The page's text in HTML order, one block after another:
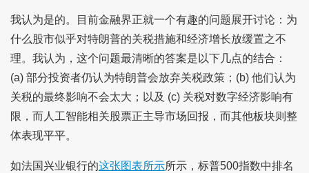
我认为是的。目前金融界正就一个有趣的问题展开讨论：为
什么股市似乎对特朗普的关税措施和经济增长放缓置之不
理。我认为，这个问题最清晰的答案是以下几点的结合：
(a) 部分投资者仍认为特朗普会放弃关税政策；(b) 他们认为
关税的最终影响不会太大；以及 (c) 关税对数字经济影响有
限，而人工智能相关股票正主导市场回报，而其他板块则整
体表现平平。
如法国兴业银行的这张图表所示所示，标普500指数中排名